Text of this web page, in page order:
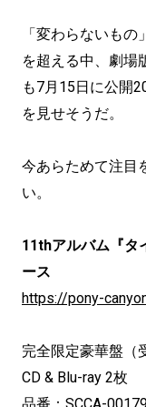
「変わらないも
を超える中、劇場
も7月15日に公開
を見せそうだ。
今あらためて注目
い。
11thアルバム『タ
ース
https://pony-
完全限定豪華盤（
CD & Blu-ray 2枚